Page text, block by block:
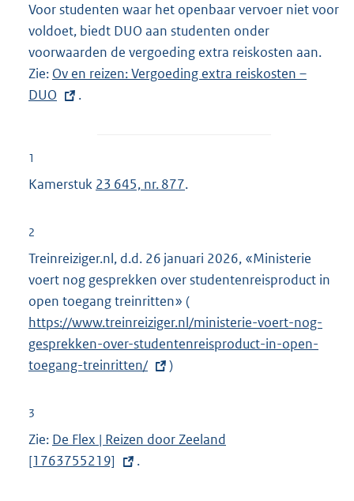
k
:
Voor studenten waar het openbaar vervoer niet voor
voldoet, biedt DUO aan studenten onder
voorwaarden de vergoeding extra reiskosten aan.
Zie: E
x
n
n
k
:
Ov en reizen: Vergoeding extra reiskosten –
DUO
.
1
Kamerstuk 23 645, nr. 877.
2
Treinreiziger.nl, d.d. 26 januari 2026, «Ministerie
voert nog gesprekken over studentenreisproduct in
open toegang treinritten» (
x
t
l
https://www.treinreiziger.nl/ministerie-voert-nog-
gesprekken-over-studentenreisproduct-in-open-
toegang-treinritten/
)
3
Zie: E
x
De Flex | Reizen door Zeeland
[1763755219]
.